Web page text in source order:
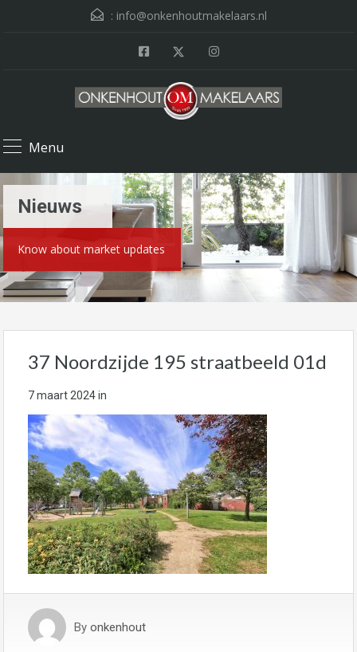
: info@onkenhoutmakelaars.nl
Menu
Nieuws
Know about market updates
37 Noordzijde 195 straatbeeld 01d
7 maart 2024in
By onkenhout